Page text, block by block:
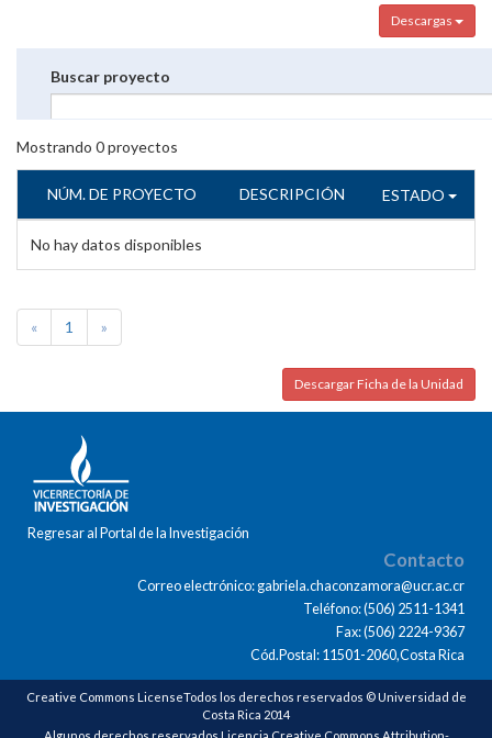
Descargas
Buscar proyecto
Mostrando 0proyectos
NÚM. DE PROYECTO DESCRIPCIÓN ESTADO
No hay datos disponibles
« 1 »
Descargar Ficha de la Unidad
Regresar al Portal de la Investigación
Contacto
Correo electrónico: gabriela.chaconzamora@ucr.ac.cr
Teléfono: (506) 2511-1341
Fax: (506) 2224-9367
Cód.Postal: 11501-2060,Costa Rica
Creative Commons LicenseTodos los derechos reservados © Universidad de
Costa Rica 2014